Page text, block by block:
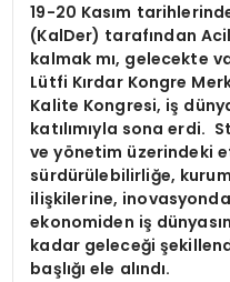
19-20 Kasım
(KalDer) tarafından
kalmak mı, gelecekte
Lütfi Kırdar Kongre
Kalite Kongresi, iş
katılımıyla sona erdi.
ve yönetim üzerindeki
sürdürülebilirliğe,
ilişkilerine,
ekonomiden iş
kadar geleceği
başlığı ele alındı.